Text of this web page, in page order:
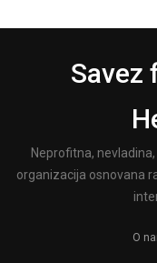
Savez
Neprofitna,
organizacija osnovana
O